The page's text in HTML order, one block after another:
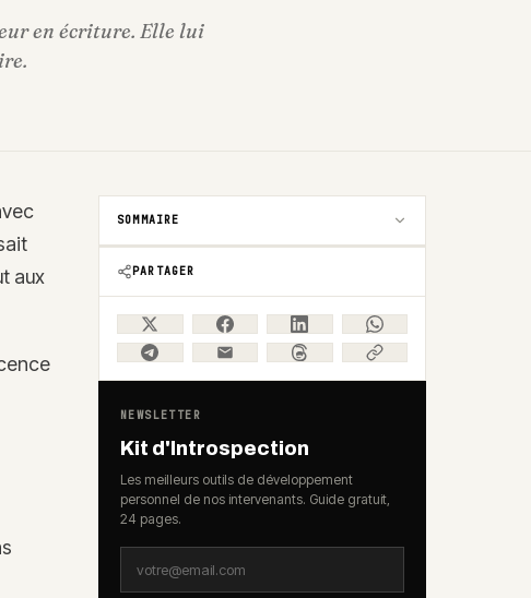
en écriture. Elle lui
aux
SOMMAIRE
PARTAGER
NEWSLETTER
Kit d'Introspection
Les meilleurs outils de développement
personnel de nos intervenants. Guide gratuit,
24 pages.